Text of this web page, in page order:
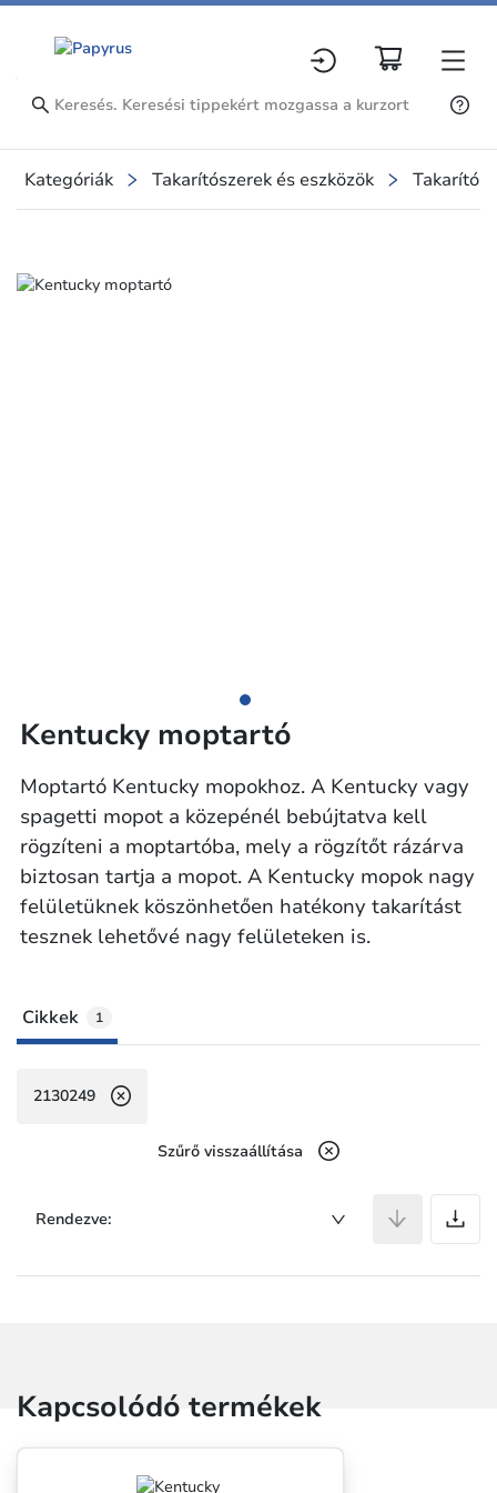
Kategóriák Takarítószerek és eszközök
Slide 1 of 1
Kentucky moptartó
Moptartó Kentucky mopokhoz. A Kentucky vagy
spagetti mopot a közepénél bebújtatva kell
rögzíteni a moptartóba, mely a rögzítőt rázárva
biztosan tartja a mopot. A Kentucky mopok nagy
felületüknek köszönhetően hatékony takarítást
tesznek lehetővé nagy felületeken is.
Cikkek 1
2130249
Szűrő visszaállítása
Rendezve:
Kapcsolódó termékek